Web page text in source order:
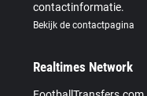
contactinformatie.
Bekijk de contactpagina
Realtimes Network